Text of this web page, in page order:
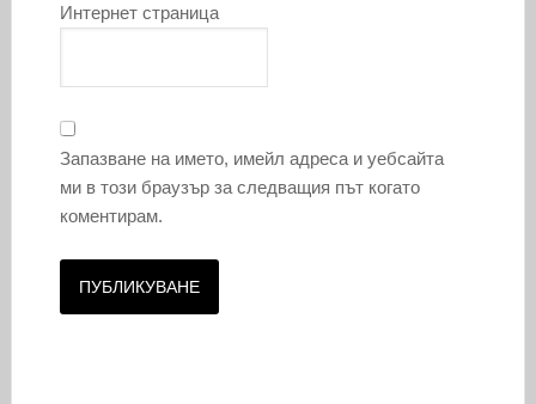
Интернет страница
Запазване на името, имейл адреса и уебсайта
ми в този браузър за следващия път когато
коментирам.